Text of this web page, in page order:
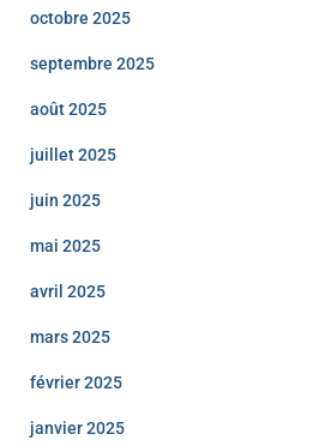
octobre 2025
septembre 2025
août 2025
juillet 2025
juin 2025
mai 2025
avril 2025
mars 2025
février 2025
janvier 2025